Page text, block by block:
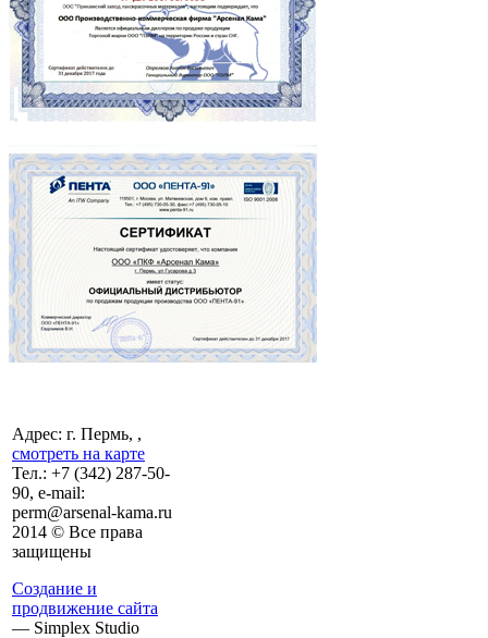
Адрес: г. Пермь, ,
смотреть на карте
Тел.: +7 (342) 287-50-
90, e-mail:
perm@arsenal-kama.ru
2014 © Все права
защищены
Создание и
продвижение сайта
— Simplex Studio